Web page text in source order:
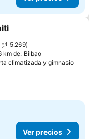
favoritos
5.269
km de: Bilbao
climatizada y gimnasioVer
Ver precios